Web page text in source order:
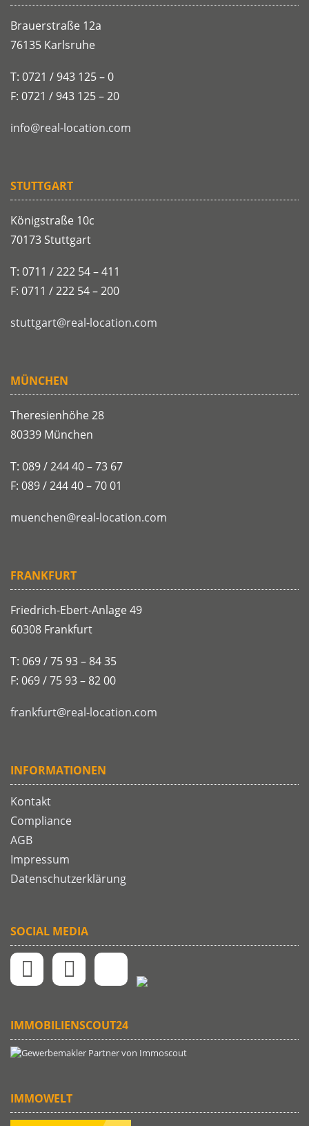
Brauerstraße 12a
76135 Karlsruhe
T: 0721 / 943 125 – 0
F: 0721 / 943 125 – 20
info@real-location.com
STUTTGART
Königstraße 10c
70173 Stuttgart
T: 0711 / 222 54 – 411
F: 0711 / 222 54 – 200
stuttgart@real-location.com
MÜNCHEN
Theresienhöhe 28
80339 München
T: 089 / 244 40 – 73 67
F: 089 / 244 40 – 70 01
muenchen@real-location.com
FRANKFURT
Friedrich-Ebert-Anlage 49
60308 Frankfurt
T: 069 / 75 93 – 84 35
F: 069 / 75 93 – 82 00
frankfurt@real-location.com
INFORMATIONEN
Kontakt
Compliance
AGB
Impressum
Datenschutzerklärung
SOCIAL MEDIA
IMMOBILIENSCOUT24
IMMOWELT